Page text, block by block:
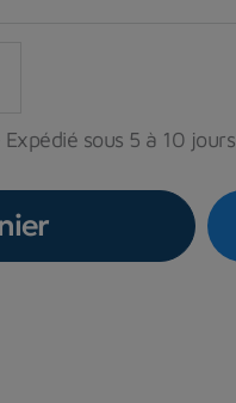
sous 5 à 10 jours